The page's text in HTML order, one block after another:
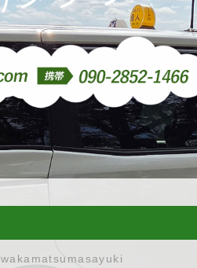
wakamatsumasayuki